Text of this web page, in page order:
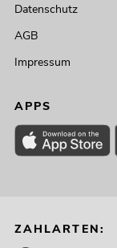
Datenschutz
AGB
Impressum
APPS
ZAHLARTEN: